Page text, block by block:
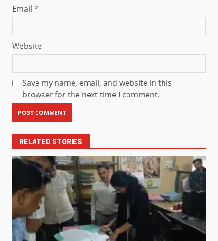
Email *
Website
Save my name, email, and website in this
browser for the next time I comment.
RELATED STORIES